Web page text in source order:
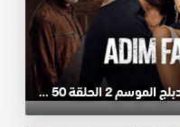
مسلسل اسمي فرح مدبلج الموسم 2 الحلقة 50 HD